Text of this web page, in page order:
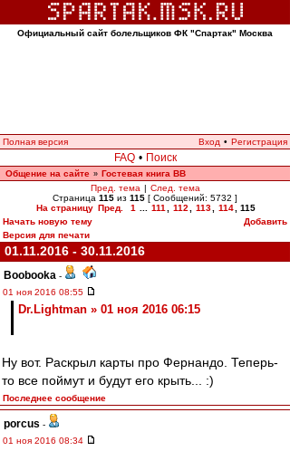
Официальный сайт болельщиков ФК "Спартак" Москва
Полная версия Вход • Регистрация
FAQ • Поиск
Общение на сайте » Гостевая книга ВВ
Пред. тема | След. тема
Страница 115 из 115 [ Сообщений: 5732 ]
На страницу Пред. 1 111 112 113 114
115
Начать новую тему
Добавить
Версия для печати
01.11.2016 - 30.11.2016
Boobooka -
01 ноя 2016 08:55
Dr.Lightman » 01 ноя 2016 06:15
Ну вот. Раскрыл карты про Фернандо. Теперь-
то все поймут и будут его крыть... :)
Последнее сообщение
porcus -
01 ноя 2016 08:34